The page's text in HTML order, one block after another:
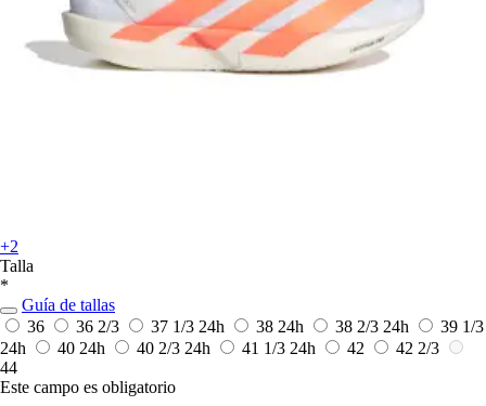
+2
Talla
*
Guía de tallas
36
36 2/3 37 1/3 24h 38 24h 38 2/3 24h
39 1/3
24h
40 24h 40 2/3 24h 41 1/3 24h 42
42 2/3
44
Este campo es obligatorio